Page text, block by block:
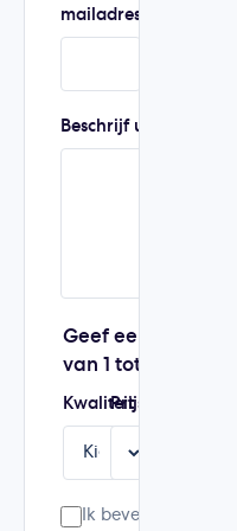
mailadres
Beschrijf uw ervaring
Geef een score
van 1 tot 5
Kwaliteit
Prijs
Ik bevestig dat dit